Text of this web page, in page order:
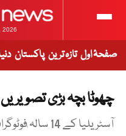
2026
صفحۂ اول تازہ ترین پاکستان
چھوٹا بچہ بڑی تصویریں
آسٹریلیا کے 14